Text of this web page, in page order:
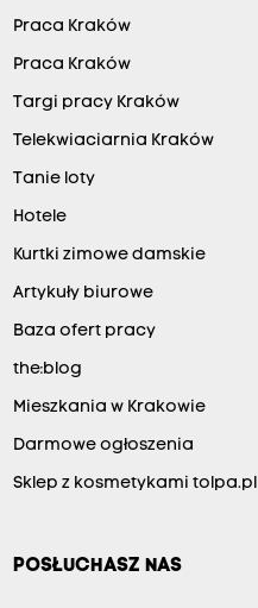
Praca Kraków
Praca Kraków
Targi pracy Kraków
Telekwiaciarnia Kraków
Tanie loty
Hotele
Kurtki zimowe damskie
Artykuły biurowe
Baza ofert pracy
the:blog
Mieszkania w Krakowie
Darmowe ogłoszenia
Sklep z kosmetykami tolpa.pl
POSŁUCHASZ NAS